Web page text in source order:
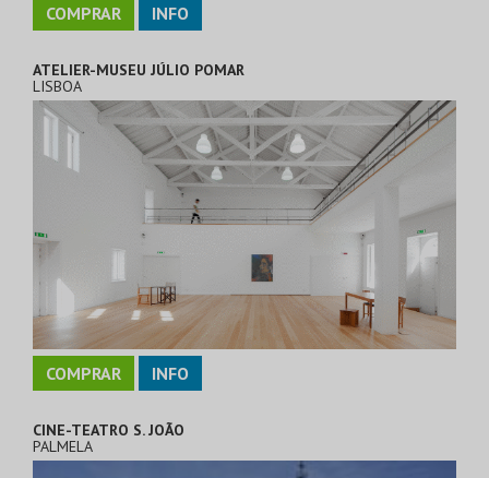
COMPRAR INFO
ATELIER-MUSEU JÚLIO POMAR
LISBOA
COMPRAR INFO
CINE-TEATRO S. JOÃO
PALMELA